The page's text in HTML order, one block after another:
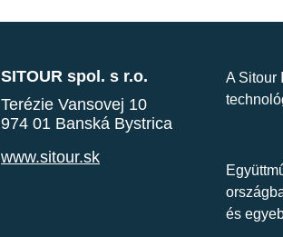
SITOUR spol. s r.o.
Terézie Vansovej 10
974 01 Banská Bystrica
www.sitour.sk
A Sitour
és